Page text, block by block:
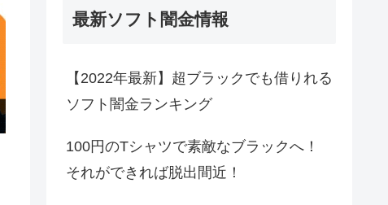
最新ソフト闇金情報
【2022年最新】超ブラックでも借りれる
ソフト闇金ランキング
100円のTシャツで素敵なブラックへ！
それができれば脱出間近！